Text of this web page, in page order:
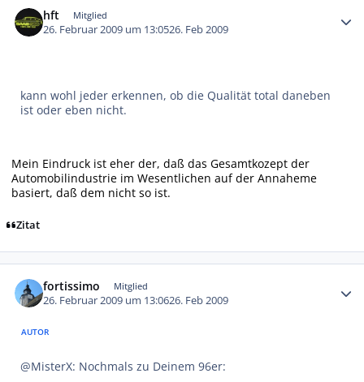
hft Mitglied
26. Februar 2009 um 13:0526. Feb 2009
kann wohl jeder erkennen, ob die Qualität total daneben
ist oder eben nicht.
Mein Eindruck ist eher der, daß das Gesamtkozept der
Automobilindustrie im Wesentlichen auf der Annaheme
basiert, daß dem nicht so ist.
Zitat
fortissimo Mitglied
26. Februar 2009 um 13:0626. Feb 2009
AUTOR
@MisterX: Nochmals zu Deinem 96er: